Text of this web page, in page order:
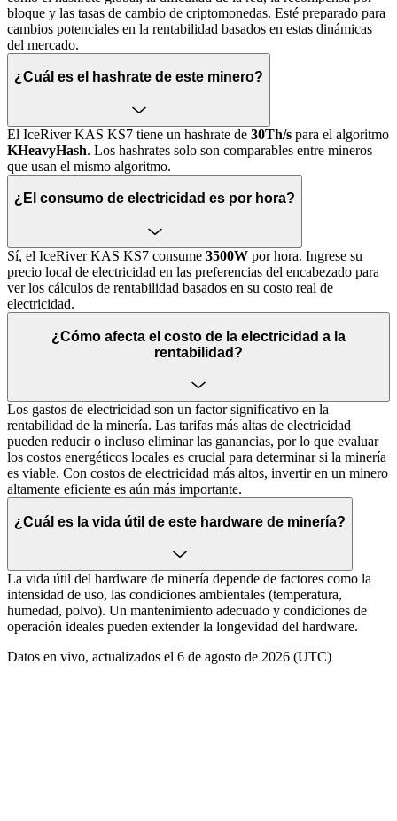
bloque y las tasas de cambio de criptomonedas. Esté preparado para
cambios potenciales en la rentabilidad basados en estas dinámicas
del mercado.
¿Cuál es el hashrate de este minero?
El IceRiver KAS KS7 tiene un hashrate de 30Th/s para el algoritmo
KHeavyHash. Los hashrates solo son comparables entre mineros
que usan el mismo algoritmo.
¿El consumo de electricidad es por hora?
Sí, el IceRiver KAS KS7 consume 3500W por hora. Ingrese su
precio local de electricidad en las preferencias del encabezado para
ver los cálculos de rentabilidad basados en su costo real de
electricidad.
¿Cómo afecta el costo de la electricidad a la
rentabilidad?
Los gastos de electricidad son un factor significativo en la
rentabilidad de la minería. Las tarifas más altas de electricidad
pueden reducir o incluso eliminar las ganancias, por lo que evaluar
los costos energéticos locales es crucial para determinar si la minería
es viable. Con costos de electricidad más altos, invertir en un minero
altamente eficiente es aún más importante.
¿Cuál es la vida útil de este hardware de minería?
La vida útil del hardware de minería depende de factores como la
intensidad de uso, las condiciones ambientales (temperatura,
humedad, polvo). Un mantenimiento adecuado y condiciones de
operación ideales pueden extender la longevidad del hardware.
Datos en vivo, actualizados el 6 de agosto de 2026 (UTC)